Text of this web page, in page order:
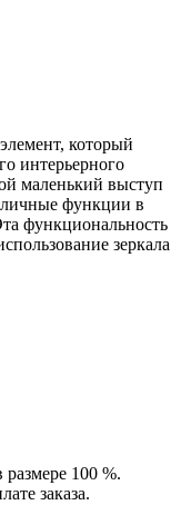
который
интерьерного
маленький выступ
функции в
функциональность
зеркала
размере 100 %.
заказа.